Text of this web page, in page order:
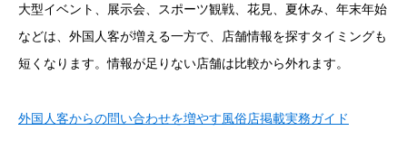
大型イベント、展示会、スポーツ観戦、花見、夏休み、年末年始
などは、外国人客が増える一方で、店舗情報を探すタイミングも
短くなります。情報が足りない店舗は比較から外れます。
外国人客からの問い合わせを増やす風俗店掲載実務ガイド